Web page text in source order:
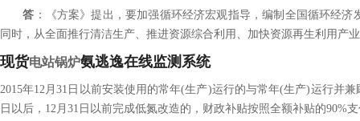
答 ：《方案》提出，要加强循环经济宏观指导，编制全国循环经
同时，从全面推行清洁生产、推进资源综合利用、加快资源再生利用
现货电站锅炉氨逃逸在线监测系统
2015年12月31日以前安装使用的常年(生产)运行的与常年(生产)运行并
日以后，12月31日以前完成低氮改造的，财政补贴按照全额补贴的90%